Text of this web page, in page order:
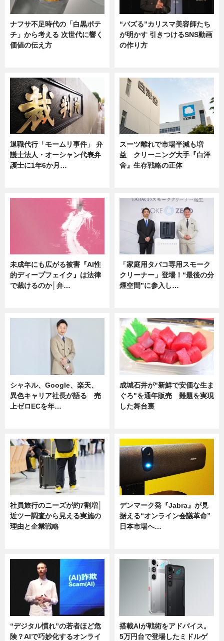
ナフサ不足時代の「白黒ポテ
チ」から考える 次世代に響く
価値の伝え方
“バズる”カリスマ美容師たち
が明かす 引きつけるSNS動画
の作り方
退職代行「モームリ事件」 弁
護士法人・オーシャン代表弁
護士に1年6か月…
スーツ離れで市場半減も増
益 クリーニング大手『白洋
舍』生存戦略の正体
未成年にも広がる被害『AI性
的ディープフェイク』は法律
で裁けるのか│弁…
「家庭用タバコ専用スモーク
クリーナー」登場！“最後の分
煙空間”に参入し…
シャネル、Google、楽天、
異色キャリア社長が語る 売
上ゼロECを年…
成城石井が"新鮮で安価な生ま
ぐろ"を通年販売 難題を実現
した舞台裏
社員旅行のニーズが約7割増│
近ツー調査から見える実施の
理由と企業戦略
デンマーク発『Jabra』が見
据える“オンライン会議革命”
日本市場へ…
“デジタル慣れ”の若者ほど危
険？AIで巧妙化するオンライ
搭載AIが戦術をアドバイス。
5万円台で登場したミドルゲ